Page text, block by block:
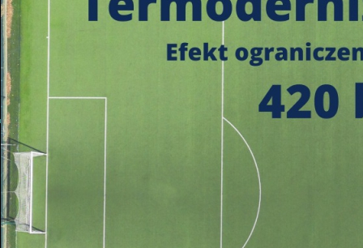
22 340 40 80
https://